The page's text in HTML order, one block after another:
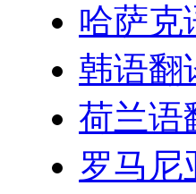
哈萨克
韩语翻
荷兰语
罗马尼